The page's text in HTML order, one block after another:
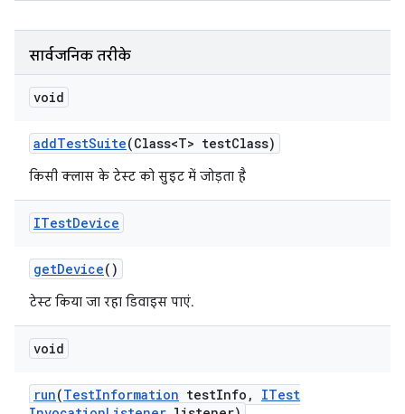
सार्वजनिक तरीके
void
addTestSuite(Class<T> testClass)
किसी क्लास के टेस्ट को सुइट में जोड़ता है
ITestDevice
getDevice()
टेस्ट किया जा रहा डिवाइस पाएं.
void
run(TestInformation testInfo ,
ITest